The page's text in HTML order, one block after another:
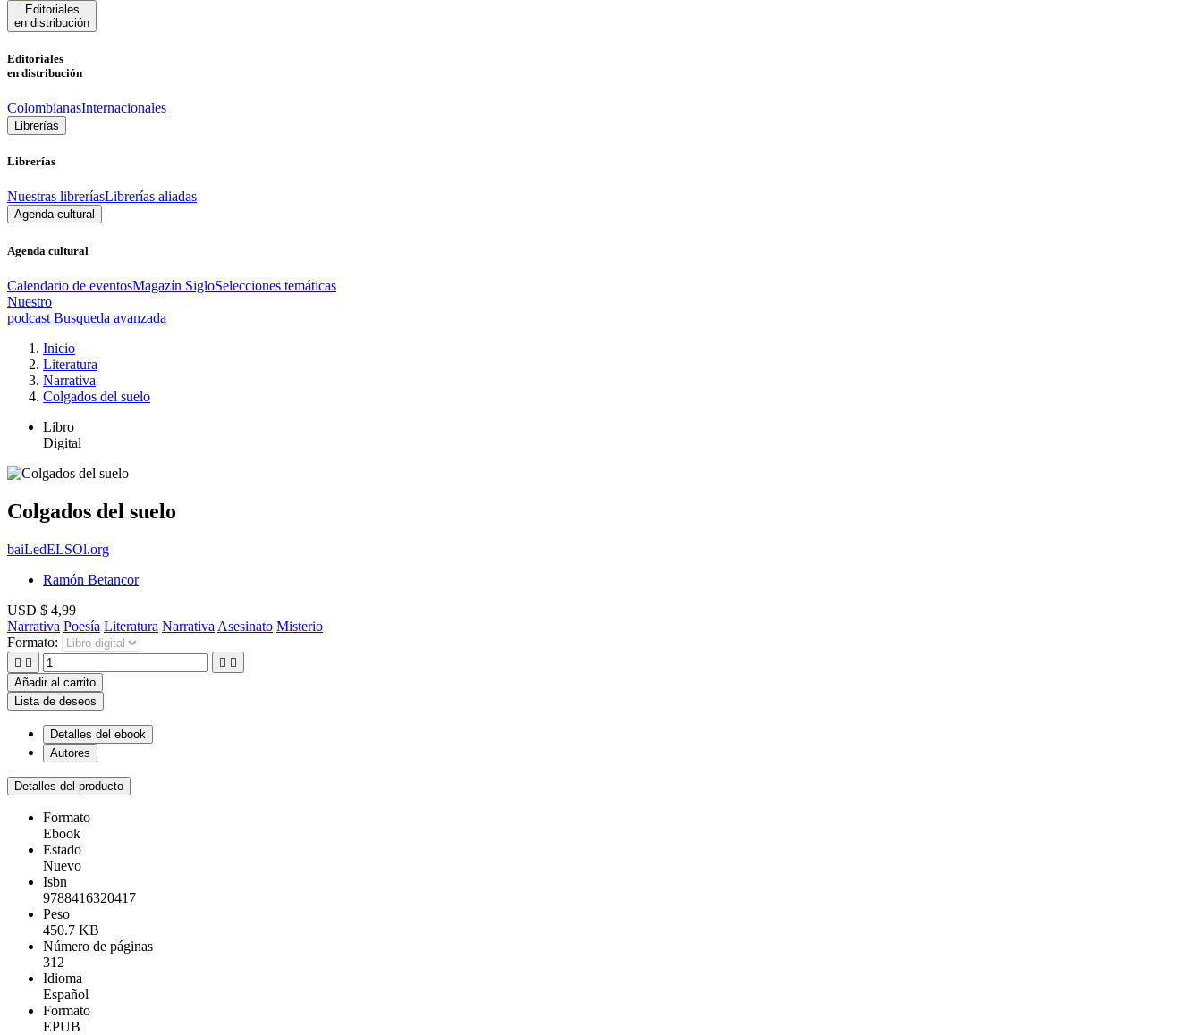
Editoriales
en distribución
Editoriales
en distribución
ColombianasInternacionales
Librerías
Librerías
Nuestras libreríasLibrerías aliadas
Agenda cultural
Agenda cultural
Calendario de eventosMagazín SigloSelecciones temáticas
Nuestro
podcast Busqueda avanzada
Inicio
Literatura
Narrativa
Colgados del suelo
Libro
Digital
Colgados del suelo
baiLedELSOl.org
Ramón Betancor
USD $ 4,99
Narrativa Poesía Literatura Narrativa Asesinato Misterio
Formato:
   
Añadir al carrito
Lista de deseos
Detalles del ebook
Autores
Detalles del producto
Formato
Ebook
Estado
Nuevo
Isbn
9788416320417
Peso
450.7 KB
Número de páginas
312
Idioma
Español
Formato
EPUB